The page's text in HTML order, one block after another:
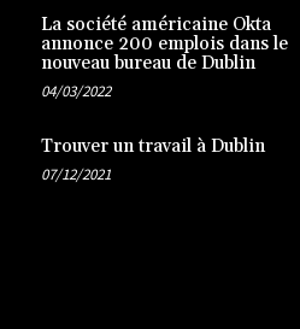
La société américaine Okta
annonce 200 emplois dans le
nouveau bureau de Dublin
04/03/2022
Trouver un travail à Dublin
07/12/2021